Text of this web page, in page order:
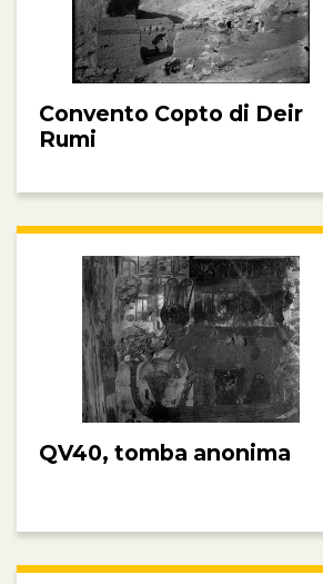
Convento Copto di Deir
Rumi
QV40, tomba anonima